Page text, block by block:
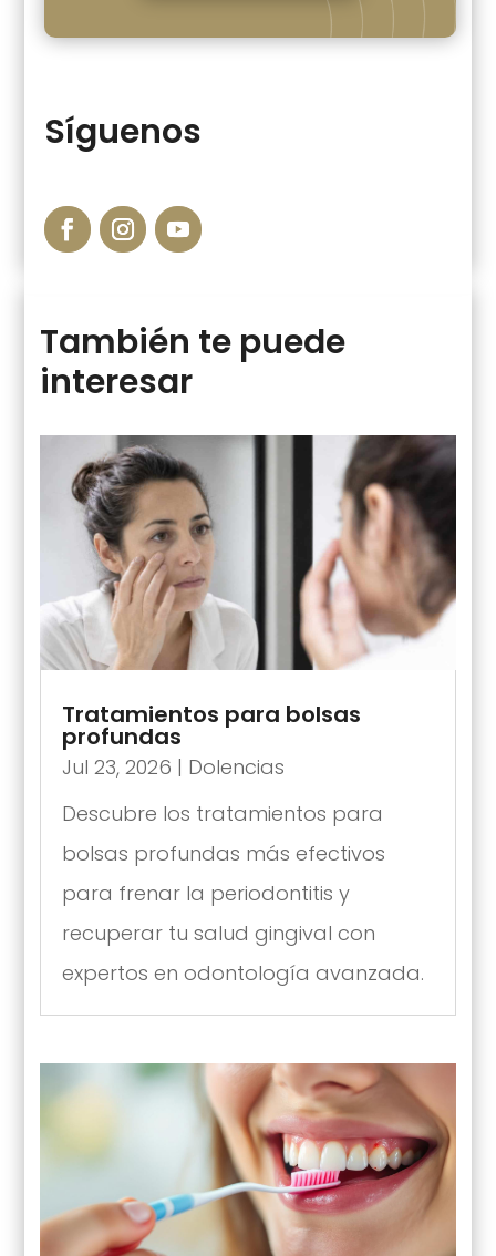
Síguenos
También te puede
interesar
Tratamientos para bolsas
profundas
Jul 23, 2026 | Dolencias
Descubre los tratamientos para
bolsas profundas más efectivos
para frenar la periodontitis y
recuperar tu salud gingival con
expertos en odontología avanzada.